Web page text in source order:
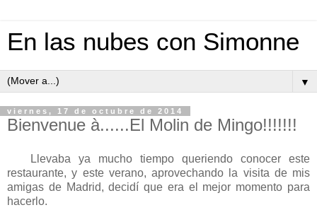
En las nubes con Simonne
▼
viernes, 17 de octubre de 2014
Bienvenue à......El Molin de Mingo!!!!!!!
Llevaba ya mucho tiempo queriendo conocer este
restaurante, y este verano, aprovechando la visita de mis
amigas de Madrid, decidí que era el mejor momento para
hacerlo.